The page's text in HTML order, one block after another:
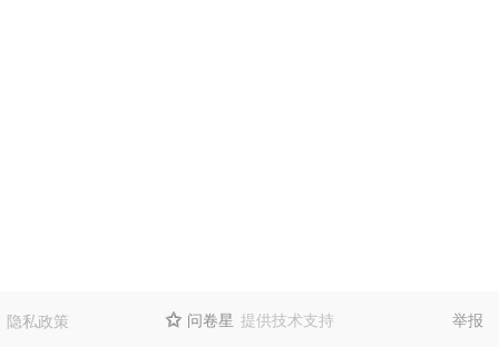
隐私政策  问卷星 提供技术支持 举报